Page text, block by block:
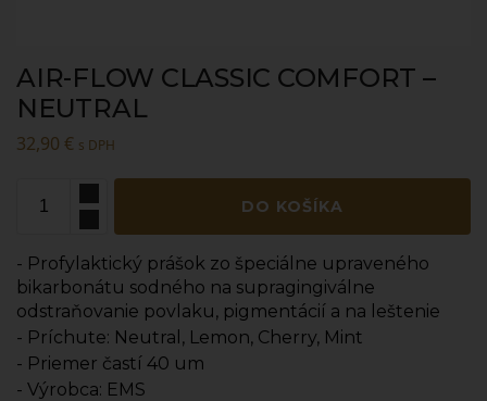
AIR-FLOW CLASSIC COMFORT –
NEUTRAL
32,90 € s DPH
DO KOŠÍKA
- Profylaktický prášok zo špeciálne upraveného
bikarbonátu sodného na supragingiválne
odstraňovanie povlaku, pigmentácií a na leštenie
- Príchute: Neutral, Lemon, Cherry, Mint
- Priemer častí 40 um
- Výrobca: EMS